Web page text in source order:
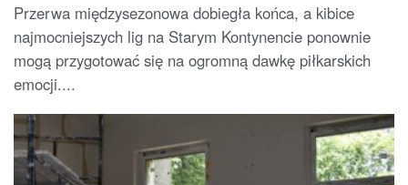
Przerwa międzysezonowa dobiegła końca, a kibice
najmocniejszych lig na Starym Kontynencie ponownie
mogą przygotować się na ogromną dawkę piłkarskich
emocji....